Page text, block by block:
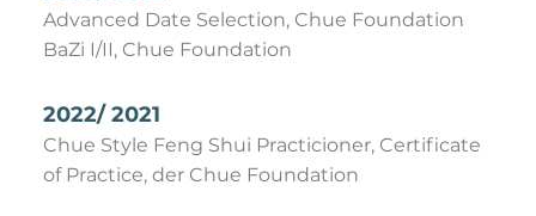
Advanced Date Selection, Chue Foundation
BaZi I/II, Chue Foundation
2022/ 2021
Chue Style Feng Shui Practicioner, Certificate
of Practice, der Chue Foundation